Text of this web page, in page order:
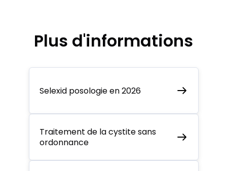
Plus d'informations
Selexid posologie en 2026
Traitement de la cystite sans
ordonnance